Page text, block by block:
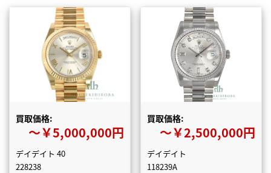
買取価格:
〜￥5,000,000円
デイデイト 40
228238
買取価格:
〜￥2,500,000円
デイデイト
118239A